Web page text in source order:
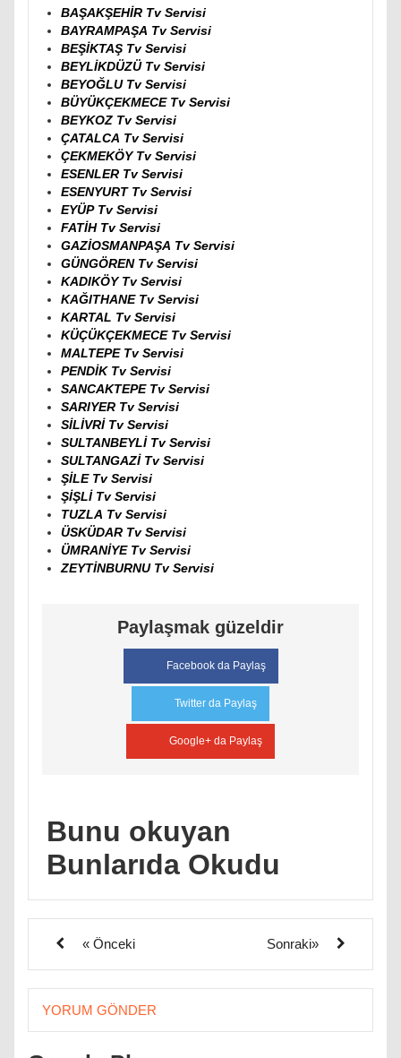
BAŞAKŞEHİR Tv Servisi
BAYRAMPAŞA Tv Servisi
BEŞİKTAŞ Tv Servisi
BEYLİKDÜZÜ Tv Servisi
BEYOĞLU Tv Servisi
BÜYÜKÇEKMECE Tv Servisi
BEYKOZ Tv Servisi
ÇATALCA Tv Servisi
ÇEKMEKÖY Tv Servisi
ESENLER Tv Servisi
ESENYURT Tv Servisi
EYÜP Tv Servisi
FATİH Tv Servisi
GAZİOSMANPAŞA Tv Servisi
GÜNGÖREN Tv Servisi
KADIKÖY Tv Servisi
KAĞITHANE Tv Servisi
KARTAL Tv Servisi
KÜÇÜKÇEKMECE Tv Servisi
MALTEPE Tv Servisi
PENDİK Tv Servisi
SANCAKTEPE Tv Servisi
SARIYER Tv Servisi
SİLİVRİ Tv Servisi
SULTANBEYLİ Tv Servisi
SULTANGAZİ Tv Servisi
ŞİLE Tv Servisi
ŞİŞLİ Tv Servisi
TUZLA Tv Servisi
ÜSKÜDAR Tv Servisi
ÜMRANİYE Tv Servisi
ZEYTİNBURNU Tv Servisi
Paylaşmak güzeldir
Facebook da Paylaş
Twitter da Paylaş
Google+ da Paylaş
Bunu okuyan
Bunlarıda Okudu
« Önceki Sonraki»
YORUM GÖNDER